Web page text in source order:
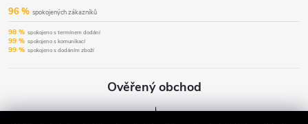
96 % spokojených zákazníků
98 % spokojeno s termínem dodání
99 % spokojeno s komunikací
99 % spokojeno s dodáním zboží
Ověřený obchod